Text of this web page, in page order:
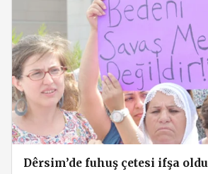
Dêrsim’de fuhuş çetesi ifşa oldu